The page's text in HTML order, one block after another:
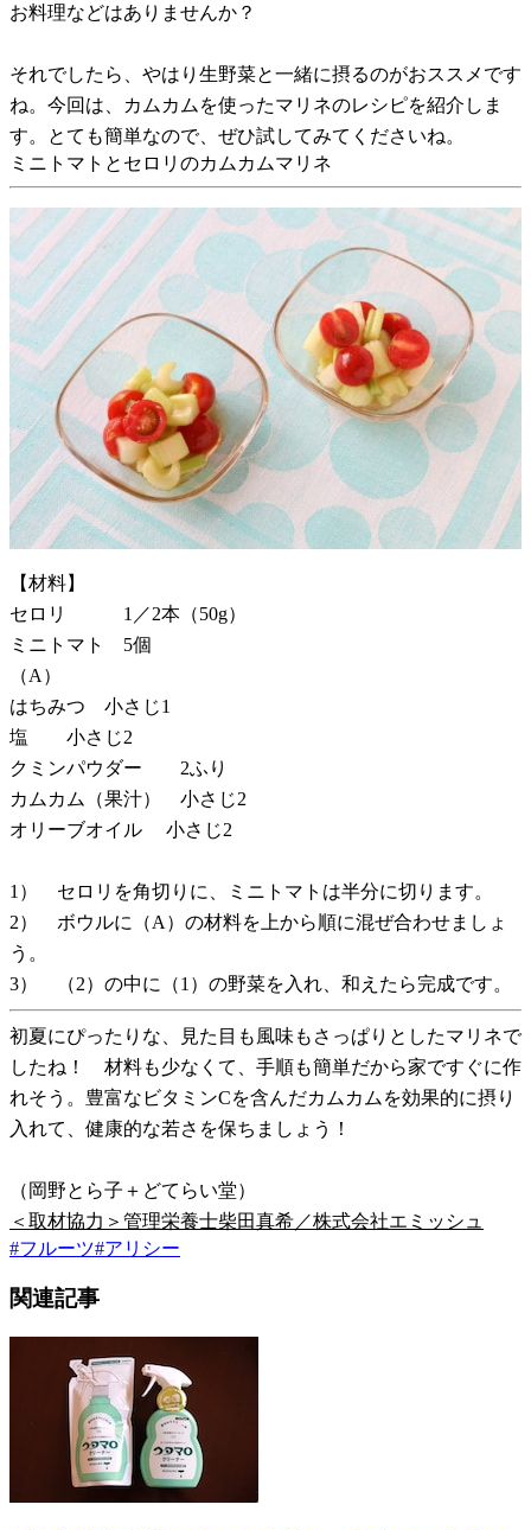
お料理などはありませんか？
それでしたら、やはり生野菜と一緒に摂るのがおススメです
ね。今回は、カムカムを使ったマリネのレシピを紹介しま
す。とても簡単なので、ぜひ試してみてくださいね。
ミニトマトとセロリのカムカムマリネ
【材料】
セロリ 1／2本（50g）
ミニトマト 5個
（A）
はちみつ 小さじ1
塩 小さじ2
クミンパウダー 2ふり
カムカム（果汁） 小さじ2
オリーブオイル 小さじ2
1） セロリを角切りに、ミニトマトは半分に切ります。
2） ボウルに（A）の材料を上から順に混ぜ合わせましょ
う。
3） （2）の中に（1）の野菜を入れ、和えたら完成です。
初夏にぴったりな、見た目も風味もさっぱりとしたマリネで
したね！ 材料も少なくて、手順も簡単だから家ですぐに作
れそう。豊富なビタミンCを含んだカムカムを効果的に摂り
入れて、健康的な若さを保ちましょう！
（岡野とら子＋どてらい堂）
＜取材協力＞管理栄養士柴田真希／株式会社エミッシュ
#フルーツ#アリシー
関連記事